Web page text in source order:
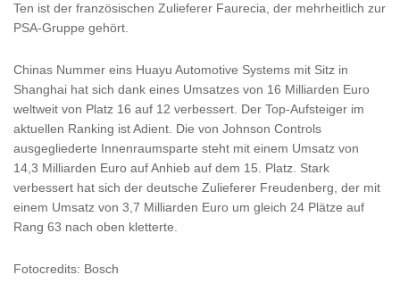
Ten ist der französischen Zulieferer Faurecia, der mehrheitlich zur
PSA-Gruppe gehört.
Chinas Nummer eins Huayu Automotive Systems mit Sitz in
Shanghai hat sich dank eines Umsatzes von 16 Milliarden Euro
weltweit von Platz 16 auf 12 verbessert. Der Top-Aufsteiger im
aktuellen Ranking ist Adient. Die von Johnson Controls
ausgegliederte Innenraumsparte steht mit einem Umsatz von
14,3 Milliarden Euro auf Anhieb auf dem 15. Platz. Stark
verbessert hat sich der deutsche Zulieferer Freudenberg, der mit
einem Umsatz von 3,7 Milliarden Euro um gleich 24 Plätze auf
Rang 63 nach oben kletterte.
Fotocredits: Bosch